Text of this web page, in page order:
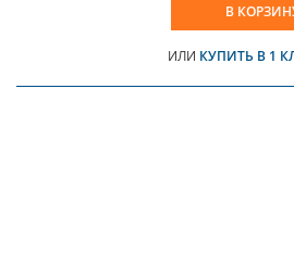
В
ИЛИ КУПИТЬ В 1